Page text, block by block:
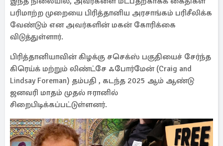
பரிமாற்ற முறையை பிரித்தானிய அரசாங்கம் பரிசீலிக்க
வேண்டும் என அவர்களின் மகன் கோரிக்கை
விடுத்துள்ளார்.
பிரித்தானியாவின் கிழக்கு சசெக்ஸ் பகுதியைச் சேர்ந்த
கிரெய்க் மற்றும் லிண்ட்சே ஃபோர்மேன் (Craig and
Lindsay Foreman) தம்பதி , கடந்த 2025 ஆம் ஆண்டு
ஜனவரி மாதம் முதல் ஈரானில்
சிறைபிடிக்கப்பட்டுள்ளனர்.